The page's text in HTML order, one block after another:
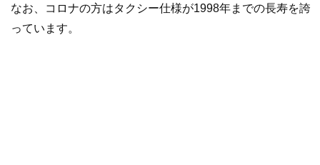
なお、コロナの方はタクシー仕様が1998年までの長寿を誇
っています。